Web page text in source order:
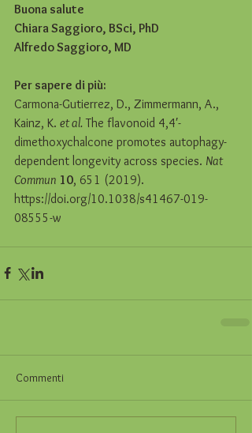
Buona salute
Chiara Saggioro, BSci, PhD
Alfredo Saggioro, MD
Per sapere di più:
Carmona-Gutierrez, D., Zimmermann, A.,
Kainz, K. et al. The flavonoid 4,4′-
dimethoxychalcone promotes autophagy-
dependent longevity across species. Nat
Commun 10, 651 (2019).
https://doi.org/10.1038/s41467-019-
08555-w
Commenti